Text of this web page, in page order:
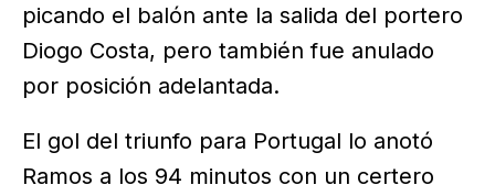
picando el balón ante la salida del portero
Diogo Costa, pero también fue anulado
por posición adelantada.
El gol del triunfo para Portugal lo anotó
Ramos a los 94 minutos con un certero